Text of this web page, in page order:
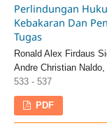
Perlindungan
Kebakaran Dan
Tugas
Ronald Alex Firdaus
Andre Christian
533 - 537
PDF